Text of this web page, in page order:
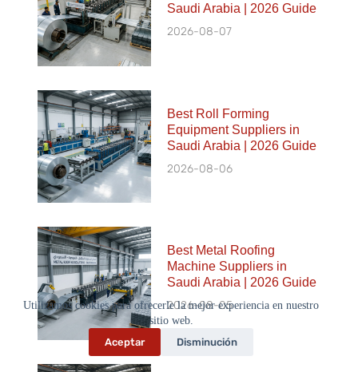
Utilizamos cookies para ofrecerle la mejor experiencia en nuestro
sitio web.
Aceptar
Disminución
Saudi Arabia | 2026 Guide
2026-08-07
Best Roll Forming
Equipment Suppliers in
Saudi Arabia | 2026 Guide
2026-08-06
Best Metal Roofing
Machine Suppliers in
Saudi Arabia | 2026 Guide
2026-08-05